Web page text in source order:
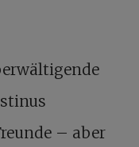
– aber